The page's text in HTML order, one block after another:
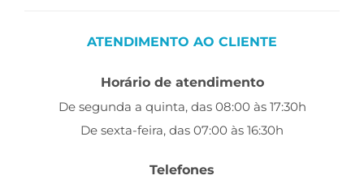
ATENDIMENTO AO CLIENTE
Horário de atendimento
De segunda a quinta, das 08:00 às 17:30h
De sexta-feira, das 07:00 às 16:30h
Telefones